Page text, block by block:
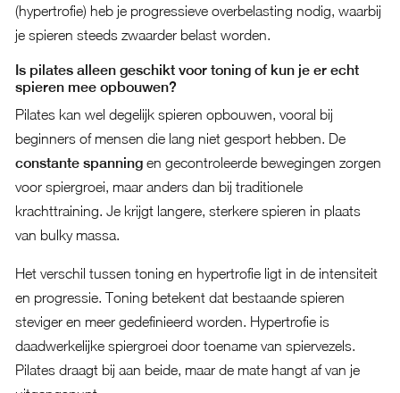
(hypertrofie) heb je progressieve overbelasting nodig, waarbij
je spieren steeds zwaarder belast worden.
Is pilates alleen geschikt voor toning of kun je er echt
spieren mee opbouwen?
Pilates kan wel degelijk spieren opbouwen, vooral bij
beginners of mensen die lang niet gesport hebben. De
constante spanningen gecontroleerde bewegingen zorgen
voor spiergroei, maar anders dan bij traditionele
krachttraining. Je krijgt langere, sterkere spieren in plaats
van bulky massa.
Het verschil tussen toning en hypertrofie ligt in de intensiteit
en progressie. Toning betekent dat bestaande spieren
steviger en meer gedefinieerd worden. Hypertrofie is
daadwerkelijke spiergroei door toename van spiervezels.
Pilates draagt bij aan beide, maar de mate hangt af van je